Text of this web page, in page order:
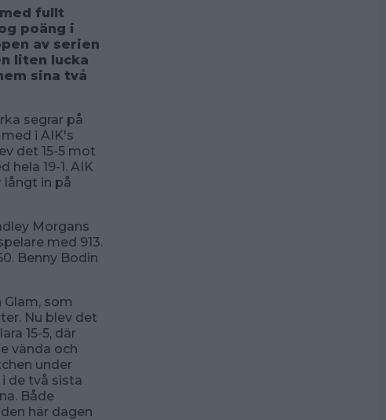
fullt
poäng i
av serien
liten lucka
sina två
segrar på
i AIK's
det 15-5 mot
hela 19-1. AIK
in på
Morgans
med 913.
Benny Bodin
som
Nu blev det
15-5, där
vända och
under
de två sista
Både
här dagen